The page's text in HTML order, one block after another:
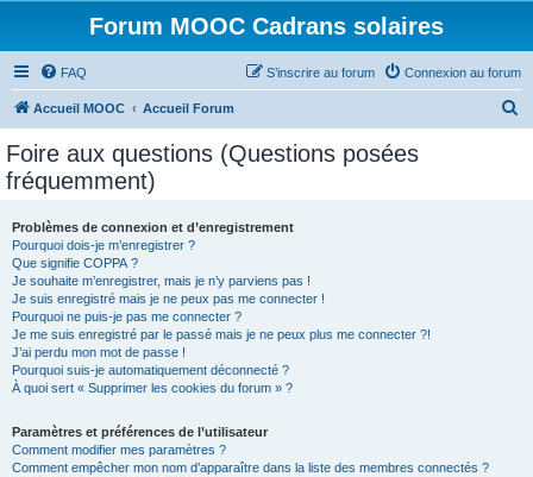
Forum MOOC Cadrans solaires
FAQ Connexion au forum
S’inscrire au forum
Accueil MOOC Accueil Forum
Foire aux questions (Questions posées
fréquemment)
Problèmes de connexion et d’enregistrement
Pourquoi dois-je m’enregistrer ?
Que signifie COPPA ?
Je souhaite m’enregistrer, mais je n’y parviens pas !
Je suis enregistré mais je ne peux pas me connecter !
Pourquoi ne puis-je pas me connecter ?
Je me suis enregistré par le passé mais je ne peux plus me connecter ?!
J’ai perdu mon mot de passe !
Pourquoi suis-je automatiquement déconnecté ?
À quoi sert « Supprimer les cookies du forum » ?
Paramètres et préférences de l’utilisateur
Comment modifier mes paramètres ?
Comment empêcher mon nom d’apparaître dans la liste des membres connectés ?